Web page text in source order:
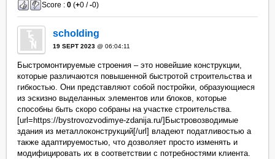
Score :0 (+0 /-0)
scholding
19 SEPT 2023 @ 06:04:11
Быстромонтируемые строения – это новейшие конструкции,
которые различаются повышенной быстротой строительства и
гибкостью. Они представляют собой постройки, образующиеся
из эскизно выделанных элементов или блоков, которые
способны быть скоро собраны на участке строительства.
[url=https://bystrovozvodimye-zdanija.ru/]Быстровозводимые
здания из металлоконструкций[/url] владеют податливостью а
также адаптируемостью, что дозволяет просто изменять и
модифицировать их в соответствии с потребностями клиента.